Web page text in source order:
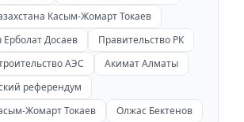
Касым-Жомарт Токаев
Досаев
Правительство РК
АЭС
Акимат Алматы
референдум
Жомарт Токаев
Олжас Бектенов